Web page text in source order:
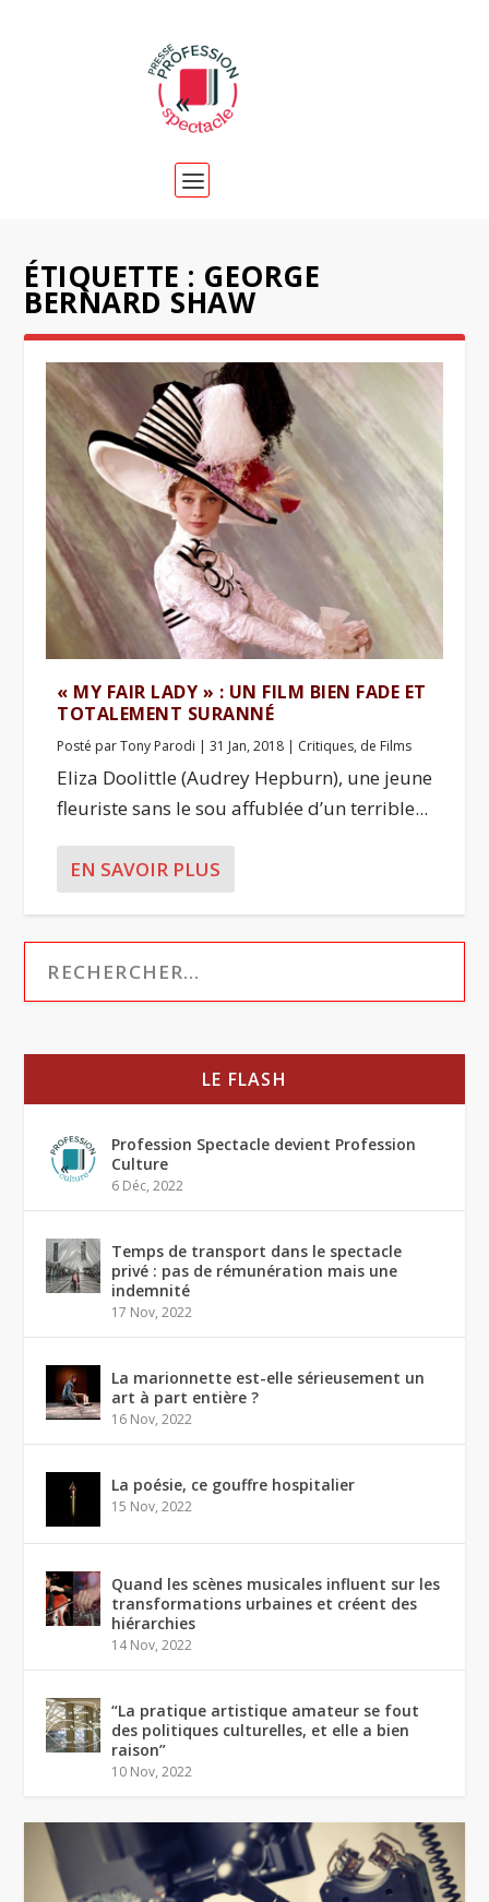
ÉTIQUETTE : GEORGE
BERNARD SHAW
« MY FAIR LADY » : UN FILM BIEN FADE ET
TOTALEMENT SURANNÉ
Posté parTony Parodi |31 Jan, 2018 | Critiques, de Films
Eliza Doolittle (Audrey Hepburn), une jeune
fleuriste sans le sou affublée d’un terrible...
EN SAVOIR PLUS
LE FLASH
Profession Spectacle devient Profession
Culture
6 Déc, 2022
Temps de transport dans le spectacle
privé : pas de rémunération mais une
indemnité
17 Nov, 2022
La marionnette est-elle sérieusement un
art à part entière ?
16 Nov, 2022
La poésie, ce gouffre hospitalier
15 Nov, 2022
Quand les scènes musicales influent sur les
transformations urbaines et créent des
hiérarchies
14 Nov, 2022
“La pratique artistique amateur se fout
des politiques culturelles, et elle a bien
raison”
10 Nov, 2022